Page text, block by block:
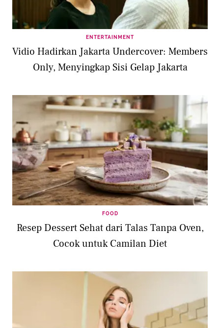
ENTERTAINMENT
Vidio Hadirkan Jakarta Undercover: Members
Only, Menyingkap Sisi Gelap Jakarta
FOOD
Resep Dessert Sehat dari Talas Tanpa Oven,
Cocok untuk Camilan Diet